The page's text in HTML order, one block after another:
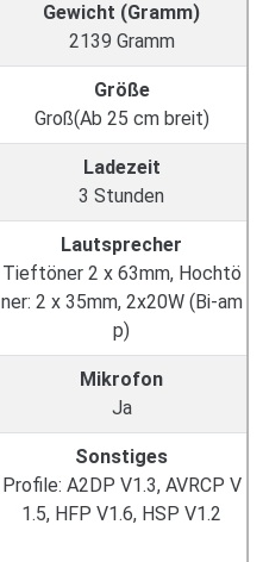
Gewicht (Gramm)
2139 Gramm
Größe
Groß(Ab 25 cm breit)
Ladezeit
3 Stunden
Lautsprecher
Tieftöner 2 x 63mm, Hochtö
ner: 2 x 35mm, 2x20W (Bi-am
p)
Mikrofon
Ja
Sonstiges
Profile: A2DP V1.3, AVRCP V
1.5, HFP V1.6, HSP V1.2